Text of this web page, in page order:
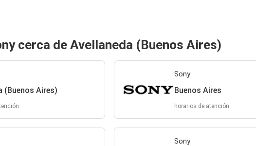
cerca de Avellaneda (Buenos Aires)
(Buenos Aires)
Sony
Buenos Aires
horarios de atención
Sony